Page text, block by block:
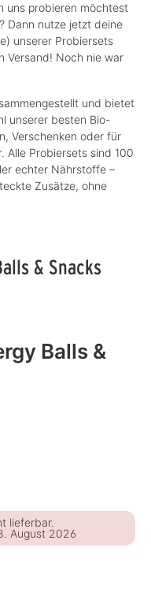
uns probieren möchtest
Dann nutze jetzt deine
unserer Probiersets
Versand! Noch nie war
und bietet
unserer besten Bio-
Verschenken oder für
Alle Probiersets sind 100
echter Nährstoffe –
Zusätze, ohne
& Snacks
Balls &
lieferbar.
August 2026